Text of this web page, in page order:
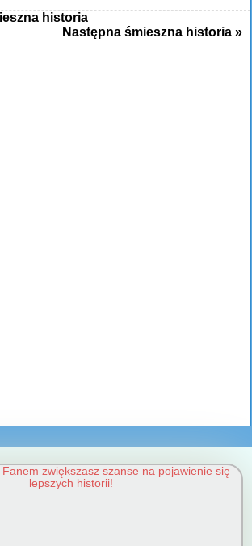
historia
Następna śmieszna historia »
zwiększasz szanse na pojawienie się
lepszych historii!